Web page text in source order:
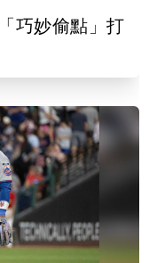
巧妙偷點」打